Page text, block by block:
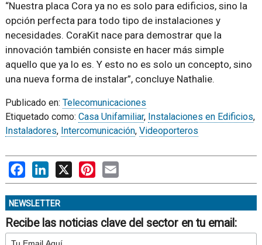
“Nuestra placa Cora ya no es solo para edificios, sino la
opción perfecta para todo tipo de instalaciones y
necesidades. CoraKit nace para demostrar que la
innovación también consiste en hacer más simple
aquello que ya lo es. Y esto no es solo un concepto, sino
una nueva forma de instalar”, concluye Nathalie.
Publicado en: Telecomunicaciones
Etiquetado como: Casa Unifamiliar, Instalaciones en Edificios,
Instaladores, Intercomunicación, Videoporteros
FacebookLinkedIn
X PinterestEmail
NEWSLETTER
Recibe las noticias clave del sector en tu email: